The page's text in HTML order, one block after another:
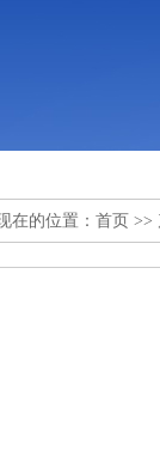
在的位置： 首页 >>